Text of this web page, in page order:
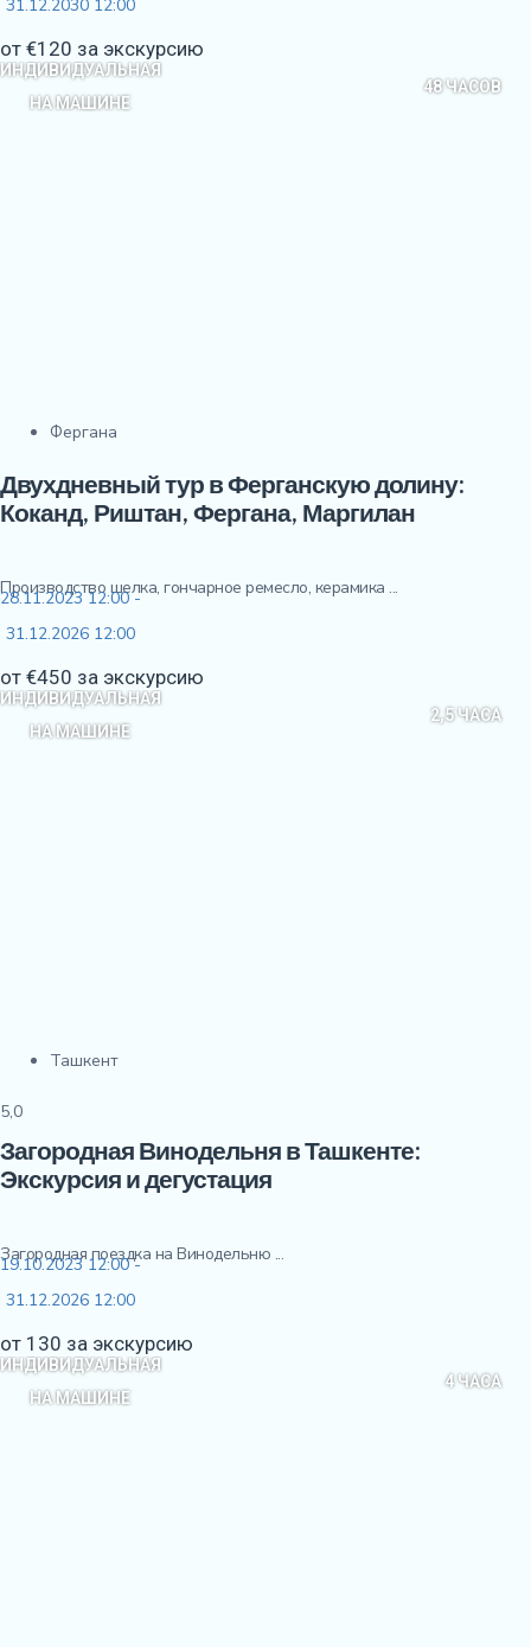
31.12.2030 12:00
от €120 за экскурсию
ИНДИВИДУАЛЬНАЯ
48 ЧАСОВ
НА МАШИНЕ
Фергана
Двухдневный тур в Ферганскую долину:
Коканд, Риштан, Фергана, Маргилан
Производство шелка, гончарное ремесло, керамика ...
28.11.2023 12:00 -
31.12.2026 12:00
от €450 за экскурсию
ИНДИВИДУАЛЬНАЯ
2,5 ЧАСА
НА МАШИНЕ
Ташкент
5,0
Загородная Винодельня в Ташкенте:
Экскурсия и дегустация
Загородная поездка на Винодельню ...
19.10.2023 12:00 -
31.12.2026 12:00
от 130 за экскурсию
ИНДИВИДУАЛЬНАЯ
4 ЧАСА
НА МАШИНЕ